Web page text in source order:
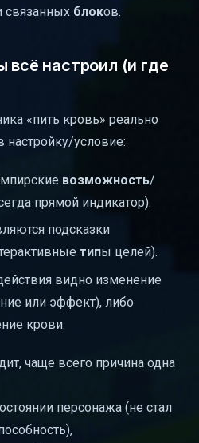
связанных блоков.
всё настроил (и где
«пить кровь» реально
настройку/условие:
возможность/
прямой индикатор).
подсказки
типы целей).
видно изменение
или эффект), либо
крови.
чаще всего причина одна
персонажа (не стал